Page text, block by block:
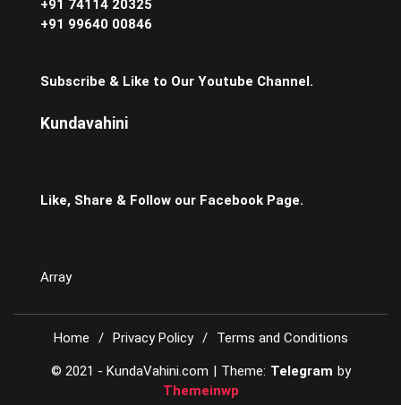
+91 74114 20325
+91 99640 00846
Subscribe & Like to Our Youtube Channel.
Kundavahini
Like, Share & Follow our Facebook Page.
Array
Home Privacy Policy Terms and Conditions
© 2021 - KundaVahini.com | Theme: Telegram by
Themeinwp